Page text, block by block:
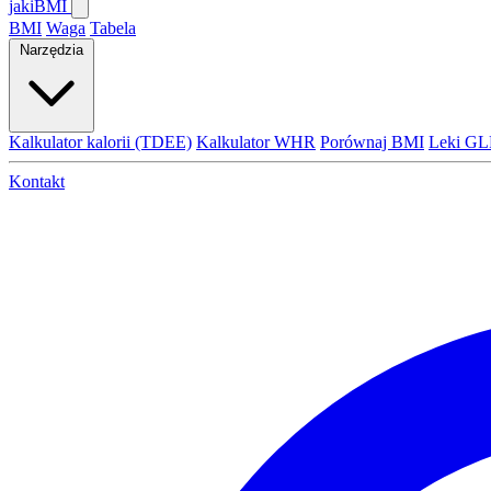
jakiBMI
BMI Waga Tabela
Narzędzia
Kalkulator kalorii (TDEE) Kalkulator WHR Porównaj BMI Leki
Kontakt